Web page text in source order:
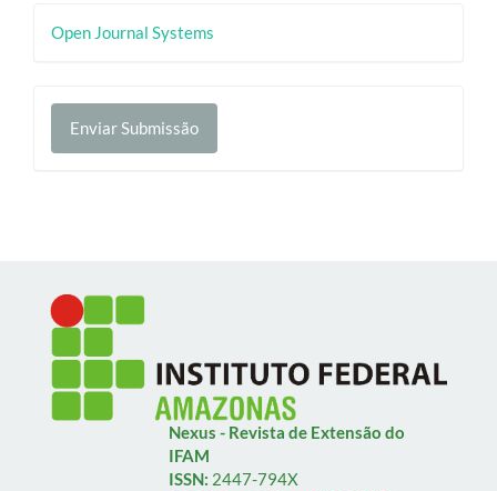
Desenvolvido
Open Journal Systems
Enviar
Submissão
Enviar Submissão
Nexus - Revista de Extensão do
IFAM
ISSN: 2447-794X